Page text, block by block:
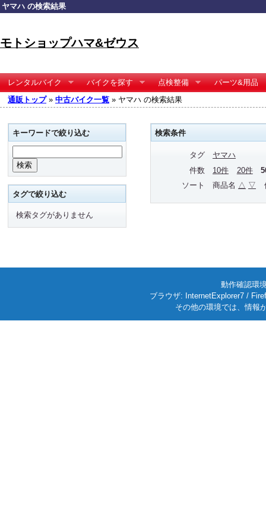
ヤマハ の検索結果
モトショップハマ&ゼウス
レンタルバイク バイクを探す 点検整備
パーツ&用品
通販トップ» 中古バイク一覧 » ヤマハ の検索結果
検索条件
タグ
ヤマハ
件数
10件 20件
ソート
商品名 △ ▽
キーワードで絞り込む
タグで絞り込む
検索タグがありません
動作確認環
ブラウザ: InternetExplorer7 /
その他の環境では、情報